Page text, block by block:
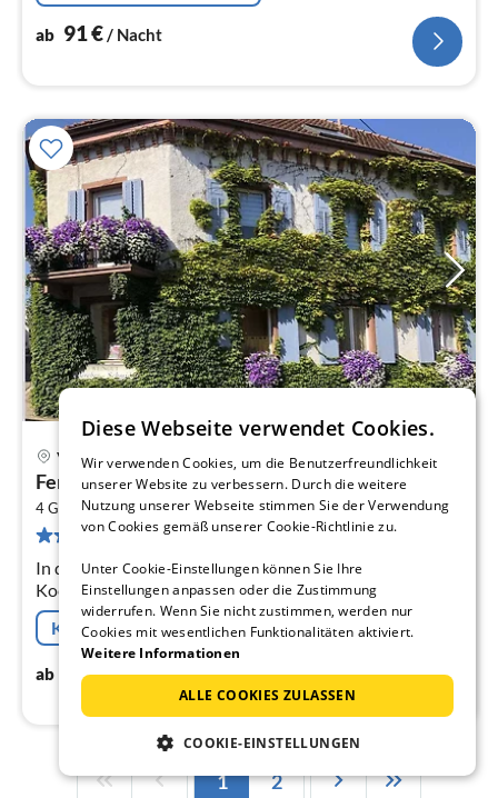
ab 91€/ Nacht
Vogtsburg im Kaiserstuhl
Ferienwohnung Monet in Oberrotweil
4 Gäste90 m22 Schlafzimmer
32 Bewertungen
In der 1. Etage: (offene Küche(Wasserkocher, Toaster,
Kochherd(4 Kochplatten, Ceranfeld),
Kaffeemaschine(Filter), Backofen, Waffeleisen,
Spülmaschine, Kühl-/Gefrierkombination)
Kostenfreie Stornierung
ab 68€/ Nacht
1 2
Diese Webseite verwendet Cookies.
Wir verwenden Cookies, um die Benutzerfreundlichkeit
unserer Website zu verbessern. Durch die weitere
Nutzung unserer Webseite stimmen Sie der Verwendung
von Cookies gemäß unserer Cookie-Richtlinie zu.
Unter Cookie-Einstellungen können Sie Ihre
Einstellungen anpassen oder die Zustimmung
widerrufen. Wenn Sie nicht zustimmen, werden nur
Cookies mit wesentlichen Funktionalitäten aktiviert.
Weitere Informationen
ALLE COOKIES ZULASSEN
COOKIE-EINSTELLUNGEN